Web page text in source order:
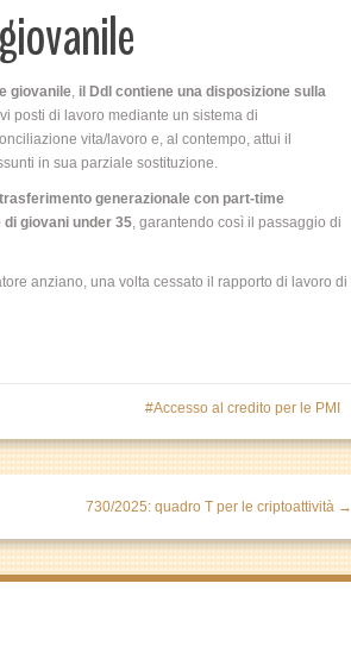
giovanile, il Ddl contiene una disposizione sulla
posti di lavoro mediante un sistema di
vita/lavoro e, al contempo, attui il
in sua parziale sostituzione.
generazionale con part-time
giovani under 35, garantendo così il passaggio di
anziano, una volta cessato il rapporto di lavoro di
Accesso al credito per le PMI
730/2025: quadro T per le criptoattività →